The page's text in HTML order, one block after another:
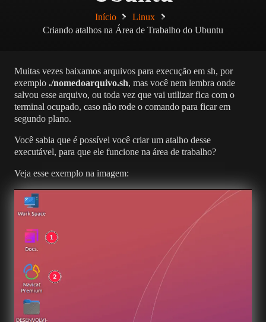
Início
Linux
Criando atalhos na Área de Trabalho do Ubuntu
Muitas vezes baixamos arquivos para execução em sh, por
exemplo ./nomedoarquivo.sh, mas você nem lembra onde
salvou esse arquivo, ou toda vez que vai utilizar fica com o
terminal ocupado, caso não rode o comando para ficar em
segundo plano.
Você sabia que é possível você criar um atalho desse
executável, para que ele funcione na área de trabalho?
Veja esse exemplo na imagem: